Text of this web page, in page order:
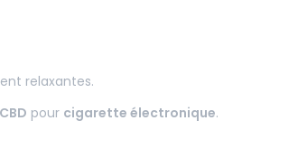
relaxantes.
pour cigarette électronique.